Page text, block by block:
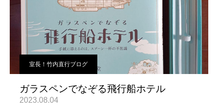
室長！竹内直行ブログ
ガラスペンでなぞる飛行船ホテル
2023.08.04